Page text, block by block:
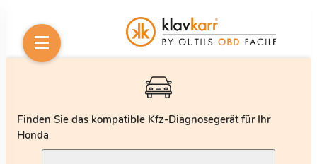
Finden Sie das kompatible Kfz-Diagnosegerät für Ihr
Honda